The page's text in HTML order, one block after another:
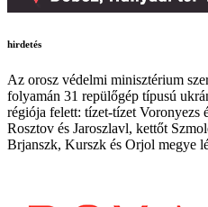
hirdetés
Az orosz védelmi minisztérium
folyamán 31 repülőgép típusú
régiója felett: tízet-tízet Voronyezs
Rosztov és Jaroszlavl, kettőt
Brjanszk, Kurszk és Orjol megye